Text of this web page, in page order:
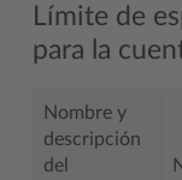
Límite de
para la
Nombre y
descripción
del